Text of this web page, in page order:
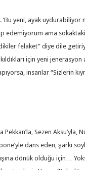
yeni, ayak uydurabiliyor
edemiyorum ama
felaket” diye dile
için yeni
insanlar “Sizlerin
Sezen Aksu’yla,
dans eden, şarkı
dönük olduğu için…